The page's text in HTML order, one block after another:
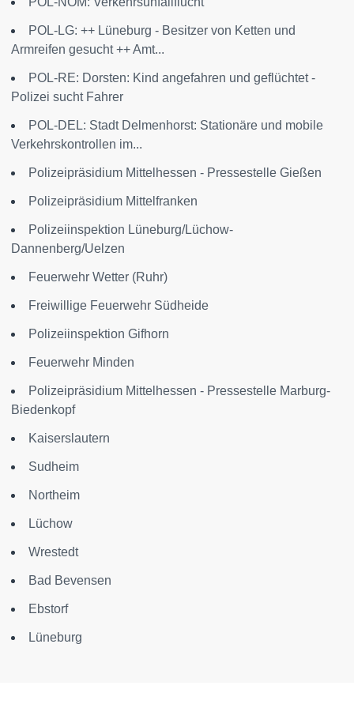
POL-LG: ++ Lüneburg - Besitzer von Ketten und
Armreifen gesucht ++ Amt...
POL-RE: Dorsten: Kind angefahren und geflüchtet -
Polizei sucht Fahrer
POL-DEL: Stadt Delmenhorst: Stationäre und mobile
Verkehrskontrollen im...
Polizeipräsidium Mittelhessen - Pressestelle Gießen
Polizeipräsidium Mittelfranken
Polizeiinspektion Lüneburg/Lüchow-
Dannenberg/Uelzen
Feuerwehr Wetter (Ruhr)
Freiwillige Feuerwehr Südheide
Polizeiinspektion Gifhorn
Feuerwehr Minden
Polizeipräsidium Mittelhessen - Pressestelle Marburg-
Biedenkopf
Kaiserslautern
Sudheim
Northeim
Lüchow
Wrestedt
Bad Bevensen
Ebstorf
Lüneburg